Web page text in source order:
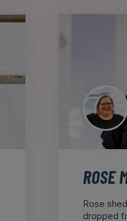
ROSE
Rose
dropped